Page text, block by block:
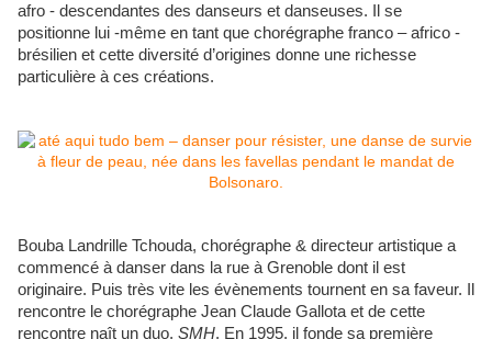
afro - descendantes des danseurs et danseuses. Il se
positionne lui -même en tant que chorégraphe franco – africo -
brésilien et cette diversité d’origines donne une richesse
particulière à ces créations.
Bouba Landrille Tchouda, chorégraphe & directeur artistique a
commencé à danser dans la rue à Grenoble dont il est
originaire. Puis très vite les évènements tournent en sa faveur. Il
rencontre le chorégraphe Jean Claude Gallota et de cette
rencontre naît un duo, SMH. En 1995, il fonde sa première